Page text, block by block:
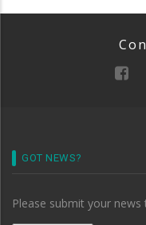
GOT NEWS?
Please submit your news